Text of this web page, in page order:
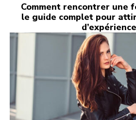
Comment rencontrer une
le guide complet pour
d’expérience